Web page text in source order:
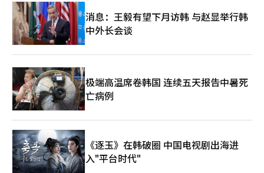
消息：王毅有望下月访韩 与赵显举行韩
中外长会谈
极端高温席卷韩国 连续五天报告中暑死
亡病例
《逐玉》在韩破圈 中国电视剧出海进
入"平台时代"